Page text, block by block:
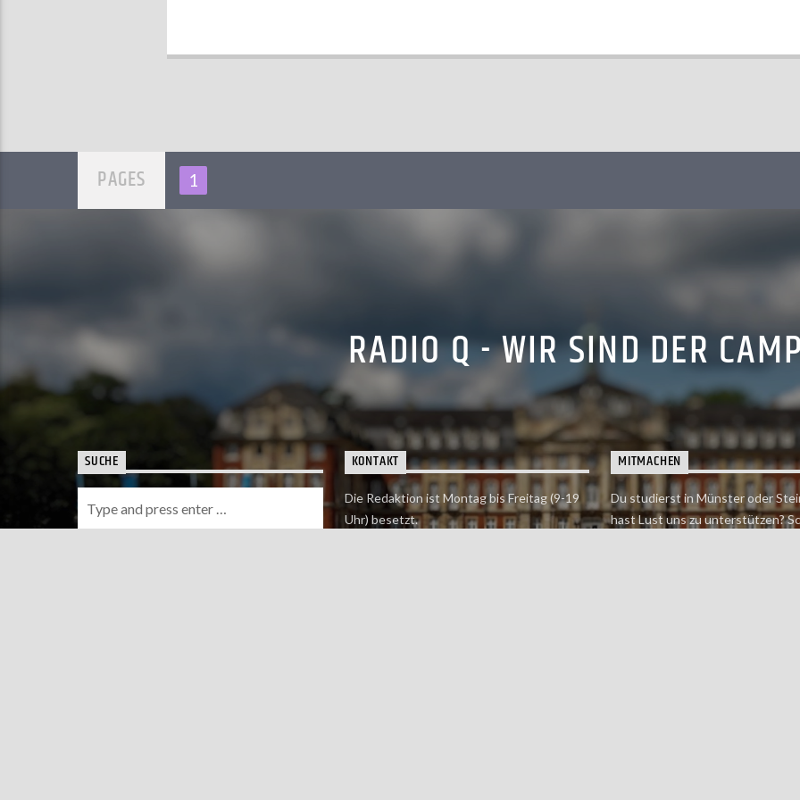
PAGES 1
RADIO Q - WIR SIND DER
SUCHE KONTAKT
Die Redaktion ist Montag bis Freitag (9-19
Uhr) besetzt.
MITMACHEN
Du studierst in Münster oder
hast Lust uns zu unterstützen?